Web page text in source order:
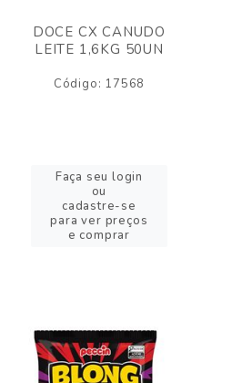
DOCE CX CANUDO
LEITE 1,6KG 50UN
Código: 17568
Faça seu login
ou
cadastre-se
para ver preços
e comprar